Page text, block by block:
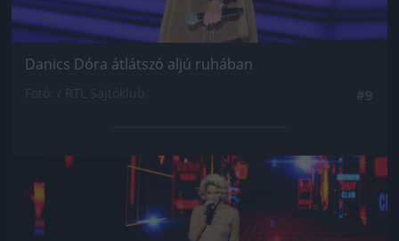
Danics Dóra átlátszó aljú ruhában
Jön még kép!